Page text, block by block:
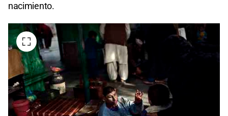
nacimiento.